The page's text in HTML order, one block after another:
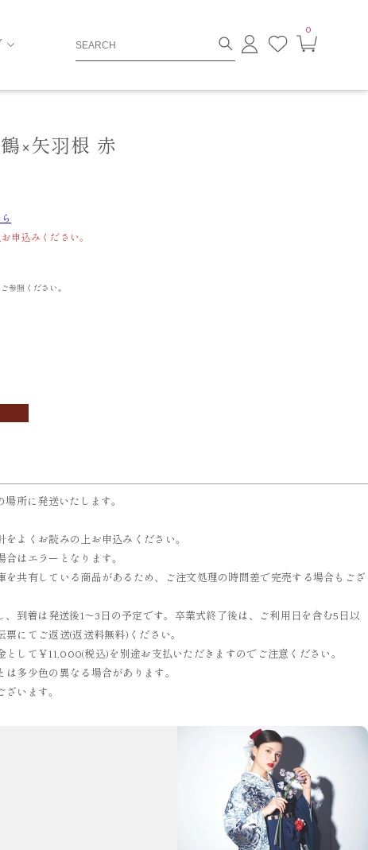
ロ
グ
お
0
×矢羽根 赤
申込みください。
参照ください。
所に発送いたします。
よくお読みの上お申込みください。
はエラーとなります。
共有している商品があるため、ご注文処理の時間差で完売する場合もござ
、到着は発送後1～3日の予定です。卒業式終了後は、ご利用日を含む5日以
にてご返送(返送料無料)ください。
として￥11,000(税込)を別途お支払いただきますのでご注意ください。
多少色の異なる場合があります。
います。